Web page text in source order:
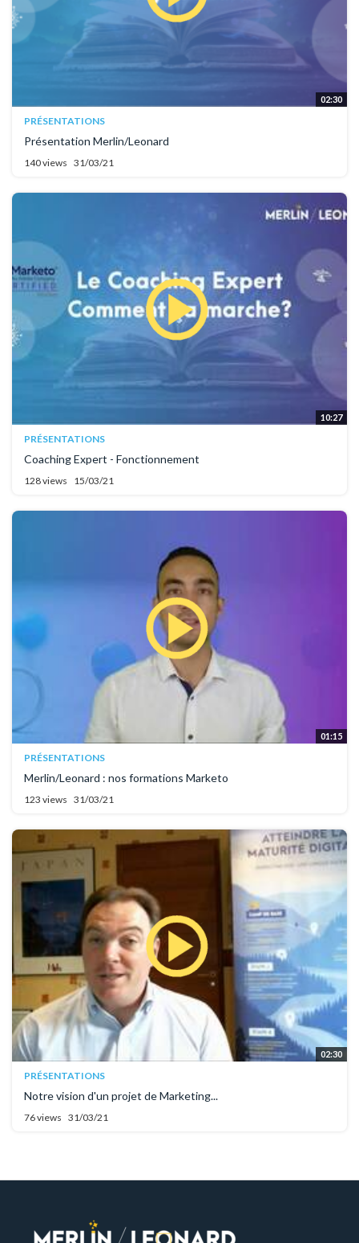
02:30
PRÉSENTATIONS
Présentation Merlin/Leonard
140 views 31/03/21
10:27
PRÉSENTATIONS
Coaching Expert - Fonctionnement
128 views 15/03/21
01:15
PRÉSENTATIONS
Merlin/Leonard : nos formations Marketo
123 views 31/03/21
02:30
PRÉSENTATIONS
Notre vision d'un projet de Marketing...
76 views 31/03/21